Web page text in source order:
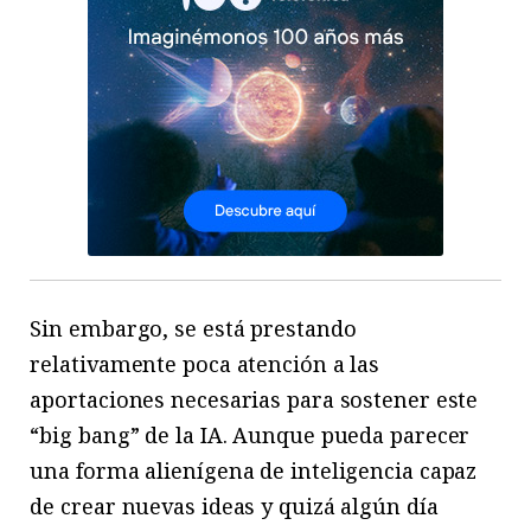
Sin embargo, se está prestando
relativamente poca atención a las
aportaciones necesarias para sostener este
“big bang” de la IA. Aunque pueda parecer
una forma alienígena de inteligencia capaz
de crear nuevas ideas y quizá algún día